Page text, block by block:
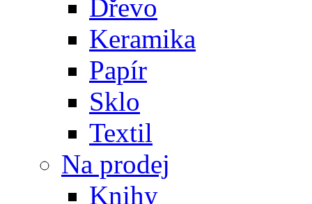
Dřevo
Keramika
Papír
Sklo
Textil
Na prodej
Knihy